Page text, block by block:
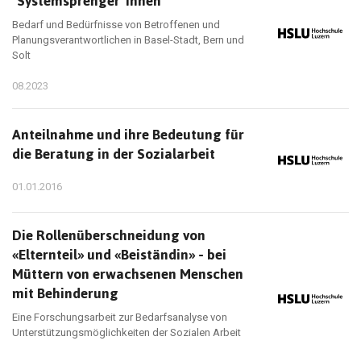
Bedarf und Bedürfnisse von Betroffenen und
Planungsverantwortlichen in Basel-Stadt, Bern und
Solt
08.2023
Anteilnahme und ihre Bedeutung für
die Beratung in der Sozialarbeit
01.01.2016
Die Rollenüberschneidung von
«Elternteil» und «Beiständin» - bei
Müttern von erwachsenen Menschen
mit Behinderung
Eine Forschungsarbeit zur Bedarfsanalyse von
Unterstützungsmöglichkeiten der Sozialen Arbeit